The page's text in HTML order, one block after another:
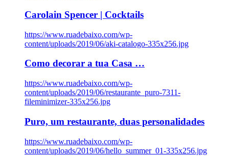
Carolain Spencer | Cocktails
https://www.ruadebaixo.com/wp-
content/uploads/2019/06/aki-catalogo-335x256.jpg
Como decorar a tua Casa …
https://www.ruadebaixo.com/wp-
content/uploads/2019/06/restaurante_puro-7311-
fileminimizer-335x256.jpg
Puro, um restaurante, duas personalidades
https://www.ruadebaixo.com/wp-
content/uploads/2019/06/hello_summer_01-335x256.jpg